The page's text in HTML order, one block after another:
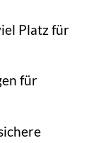
Platz für
für